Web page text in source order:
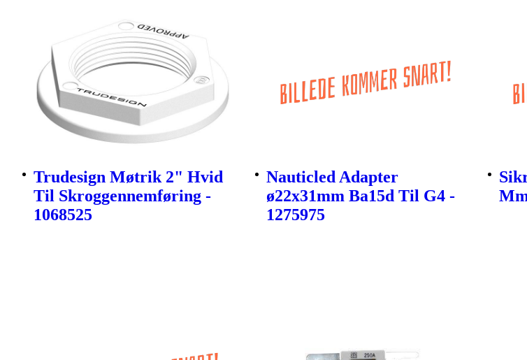
Trudesign Møtrik 2" Hvid
Til Skroggennemføring -
1068525
Nauticled Adapter
ø22x31mm Ba15d Til G4 -
1275975